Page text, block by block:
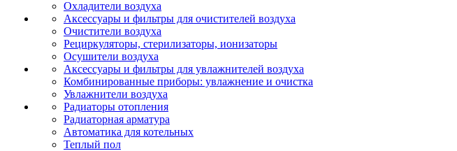
Охладители воздуха
Аксессуары и фильтры для очистителей воздуха
Очистители воздуха
Рециркуляторы, стерилизаторы, ионизаторы
Осушители воздуха
Аксессуары и фильтры для увлажнителей воздуха
Комбинированные приборы: увлажнение и очистка
Увлажнители воздуха
Радиаторы отопления
Радиаторная арматура
Автоматика для котельных
Теплый пол